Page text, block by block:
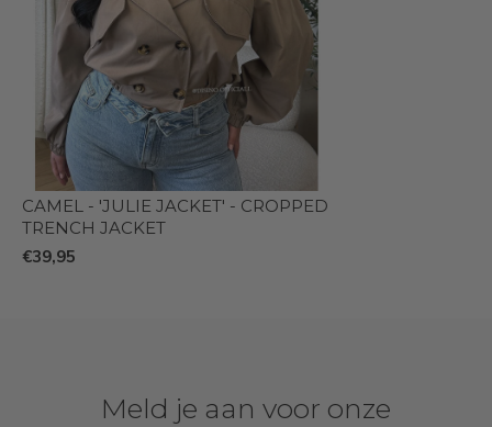
CAMEL - 'JULIE JACKET' - CROPPED
TRENCH JACKET
€39,95
Meld je aan voor onze